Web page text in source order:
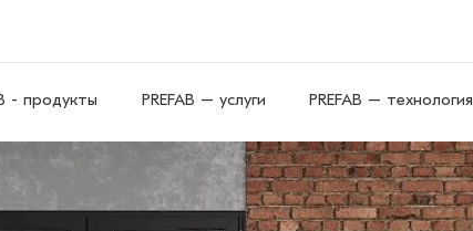
- продукты PREFAB – услуги PREFAB – технология